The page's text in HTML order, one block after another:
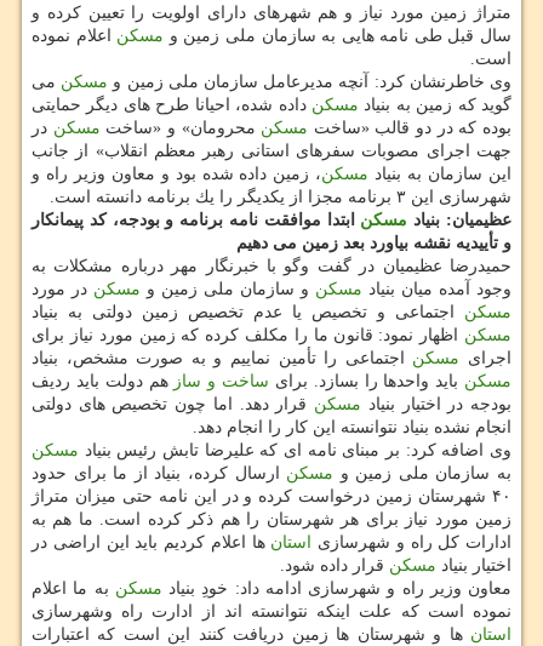
متراژ زمین مورد نیاز و هم شهرهای دارای اولویت را تعیین كرده و
سال قبل طی نامه هایی به سازمان ملی زمین و مسكن اعلام نموده
است.
وی خاطرنشان كرد: آنچه مدیرعامل سازمان ملی زمین و مسكن می
گوید كه زمین به بنیاد مسكن داده شده، احیانا طرح های دیگر حمایتی
بوده كه در دو قالب «ساخت مسكن محرومان» و «ساخت مسكن در
جهت اجرای مصوبات سفرهای استانی رهبر معظم انقلاب» از جانب
این سازمان به بنیاد مسكن، زمین داده شده بود و معاون وزیر راه و
شهرسازی این ۳ برنامه مجزا از یكدیگر را یك برنامه دانسته است.
عظیمیان: بنیاد مسكن ابتدا موافقت نامه برنامه و بودجه، كد پیمانكار
و تأییدیه نقشه بیاورد بعد زمین می دهیم
حمیدرضا عظیمیان در گفت وگو با خبرنگار مهر درباره مشكلات به
وجود آمده میان بنیاد مسكن و سازمان ملی زمین و مسكن در مورد
مسكن اجتماعی و تخصیص یا عدم تخصیص زمین دولتی به بنیاد
مسكن اظهار نمود: قانون ما را مكلف كرده كه زمین مورد نیاز برای
اجرای مسكن اجتماعی را تأمین نماییم و به صورت مشخص، بنیاد
مسكن باید واحدها را بسازد. برای ساخت و ساز هم دولت باید ردیف
بودجه در اختیار بنیاد مسكن قرار دهد. اما چون تخصیص های دولتی
انجام نشده بنیاد نتوانسته این كار را انجام دهد.
وی اضافه كرد: بر مبنای نامه ای كه علیرضا تابش رئیس بنیاد مسكن
به سازمان ملی زمین و مسكن ارسال كرده، بنیاد از ما برای حدود
۴۰ شهرستان زمین درخواست كرده و در این نامه حتی میزان متراژ
زمین مورد نیاز برای هر شهرستان را هم ذكر كرده است. ما هم به
ادارات كل راه و شهرسازی استان ها اعلام كردیم باید این اراضی در
اختیار بنیاد مسكن قرار داده شود.
معاون وزیر راه و شهرسازی ادامه داد: خودِ بنیاد مسكن به ما اعلام
نموده است كه علت اینكه نتوانسته اند از ادارت راه وشهرسازی
استان ها و شهرستان ها زمین دریافت كنند این است كه اعتبارات